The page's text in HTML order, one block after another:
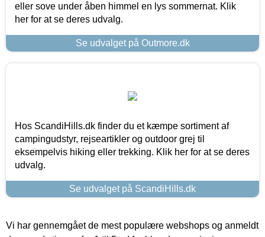
eller sove under åben himmel en lys sommernat. Klik
her for at se deres udvalg.
Se udvalget på Outmore.dk
Hos ScandiHills.dk finder du et kæmpe sortiment af
campingudstyr, rejseartikler og outdoor grej til
eksempelvis hiking eller trekking. Klik her for at se deres
udvalg.
Se udvalget på ScandiHills.dk
Vi har gennemgået de mest populære webshops og anmeldt